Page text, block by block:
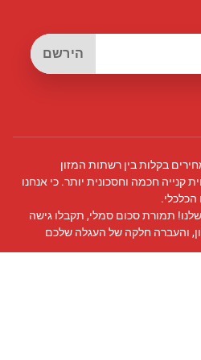
הירשם
בקלות בין רשתות המזון
קנייה חכמה וחסכונית יותר. כי אנחנו
שלנו! תמורת סכום סמלי, תקבלו גישה
והעברה חלקה של העגלה שלכם